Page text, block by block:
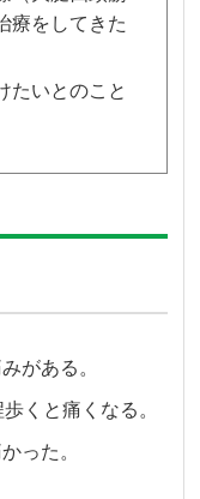
療をしてきた
たいとのこと
がある。
くと痛くなる。
った。